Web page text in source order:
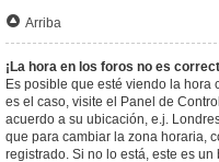
Arriba
¡La hora en los foros no es
Es posible que esté viendo la hora
es el caso, visite el Panel de
acuerdo a su ubicación, e.j.
que para cambiar la zona horaria,
registrado. Si no lo está, este es